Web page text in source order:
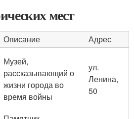
мест
Описание
Адрес
Музей,
рассказывающий о
жизни города во
время войны
ул.
Ленина,
50